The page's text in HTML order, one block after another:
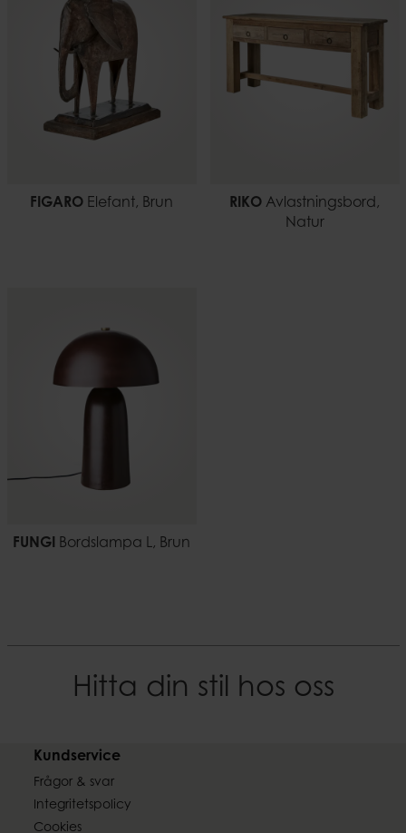
FIGARO Elefant, Brun RIKO Avlastningsbord,
Natur
FUNGI Bordslampa L, Brun
Hitta din stil hos oss
Kundservice
Frågor & svar
Integritetspolicy
Cookies